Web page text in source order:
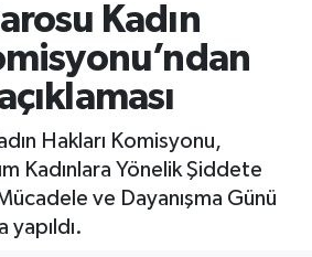
Kadın
Hakları Komisyonu,
Kadınlara Yönelik Şiddete
ve Dayanışma Günü
yapıldı.
Yoğunluk Haritası
Puan Durumu ve Fikstür